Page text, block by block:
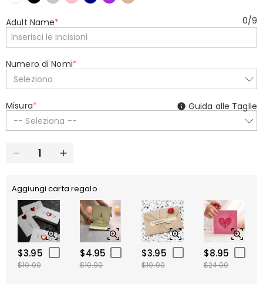
Adult Name* 0/9
Numero di Nomi*
Seleziona
Misura*
-- Seleziona --
Guida alle Taglie
Aggiungi carta regalo
$3.95
$10.00
$4.95
$10.00
$3.95
$10.00
$8.95
$24.00